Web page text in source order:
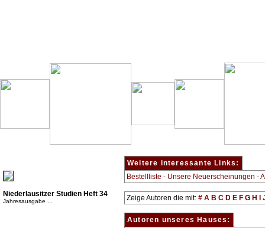
Niederlausitzer Studien Heft 34
Jahresausgabe ...
Weitere interessante Links:
Bestellliste - Unsere Neuerscheinungen -
Zeige Autoren die mit: # A B C D E F G H
Autoren unseres Hauses: